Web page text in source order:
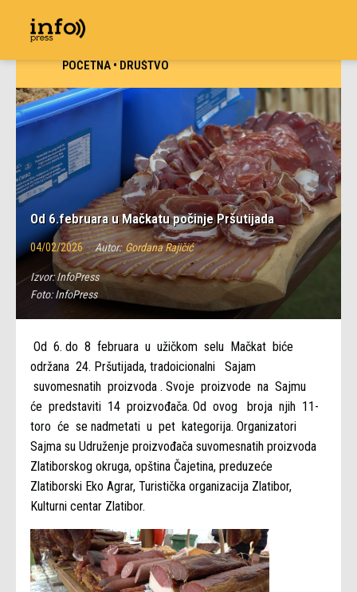
POČETNA•DRUŠTVO
Od 6.februara u Mačkatu počinje Pršutijada
04/02/2026 Autor: Gordana Rajičić
Izvor:InfoPress
Foto:InfoPress
Od 6. do 8 februara u užičkom selu Mačkat biće
održana 24. Pršutijada, tradoicionalni Sajam
suvomesnatih proizvoda . Svoje proizvode na Sajmu
će predstaviti 14 proizvođača. Od ovog broja njih 11-
toro će se nadmetati u pet kategorija. Organizatori
Sajma su Udruženje proizvođača suvomesnatih proizvoda
Zlatiborskog okruga, opština Čajetina, preduzeće
Zlatiborski Eko Agrar, Turistička organizacija Zlatibor,
Kulturni centar Zlatibor.